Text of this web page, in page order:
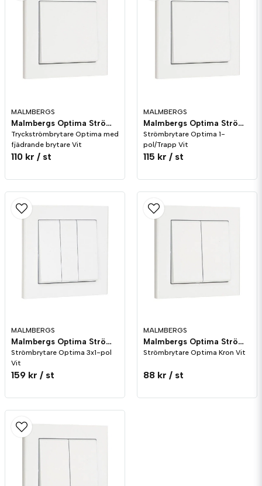
Skicka fråga
MALMBERGS
Malmbergs Optima Strömbrytare Tryck Vit
Tryckströmbrytare Optima med
fjädrande brytare Vit
110 kr / st
MALMBERGS
Malmbergs Optima Strömbrytare 1-pol/Trapp Vit
Strömbrytare Optima 1-
pol/Trapp Vit
115 kr / st
MALMBERGS
Malmbergs Optima Strömbrytare 3x1-pol Vit
Strömbrytare Optima 3x1-pol
Vit
159 kr / st
MALMBERGS
Malmbergs Optima Strömbrytare Kron Vit
Strömbrytare Optima Kron Vit
88 kr / st